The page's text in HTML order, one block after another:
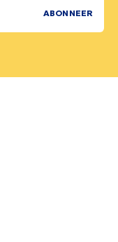
ABONNEER